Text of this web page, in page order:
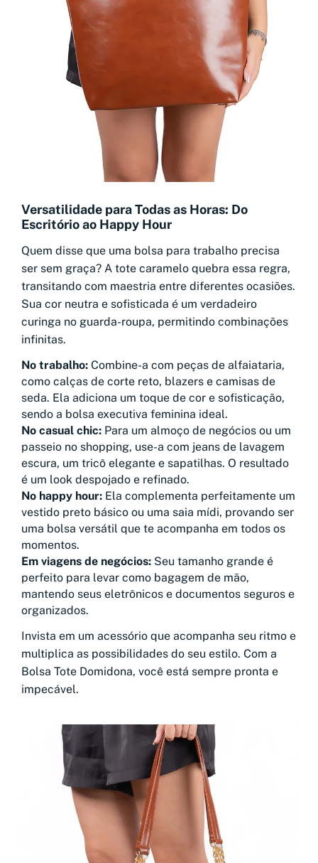
Versatilidade para Todas as Horas: Do
Escritório ao Happy Hour
Quem disse que uma bolsa para trabalho precisa
ser sem graça? A tote caramelo quebra essa regra,
transitando com maestria entre diferentes ocasiões.
Sua cor neutra e sofisticada é um verdadeiro
curinga no guarda-roupa, permitindo combinações
infinitas.
No trabalho: Combine-a com peças de alfaiataria,
como calças de corte reto, blazers e camisas de
seda. Ela adiciona um toque de cor e sofisticação,
sendo a bolsa executiva feminina ideal.
No casual chic: Para um almoço de negócios ou um
passeio no shopping, use-a com jeans de lavagem
escura, um tricô elegante e sapatilhas. O resultado
é um look despojado e refinado.
No happy hour: Ela complementa perfeitamente um
vestido preto básico ou uma saia mídi, provando ser
uma bolsa versátil que te acompanha em todos os
momentos.
Em viagens de negócios: Seu tamanho grande é
perfeito para levar como bagagem de mão,
mantendo seus eletrônicos e documentos seguros e
organizados.
Invista em um acessório que acompanha seu ritmo e
multiplica as possibilidades do seu estilo. Com a
Bolsa Tote Domidona, você está sempre pronta e
impecável.